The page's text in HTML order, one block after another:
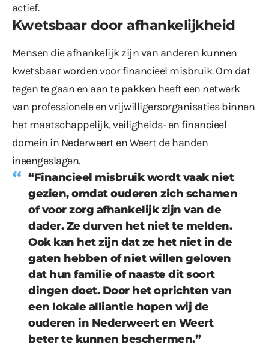
actief.
Kwetsbaar door afhankelijkheid
Mensen die afhankelijk zijn van anderen kunnen
kwetsbaar worden voor financieel misbruik. Om dat
tegen te gaan en aan te pakken heeft een netwerk
van professionele en vrijwilligersorganisaties binnen
het maatschappelijk, veiligheids- en financieel
domein in Nederweert en Weert de handen
ineengeslagen.
“Financieel misbruik wordt vaak niet
gezien, omdat ouderen zich schamen
of voor zorg afhankelijk zijn van de
dader. Ze durven het niet te melden.
Ook kan het zijn dat ze het niet in de
gaten hebben of niet willen geloven
dat hun familie of naaste dit soort
dingen doet. Door het oprichten van
een lokale alliantie hopen wij de
ouderen in Nederweert en Weert
beter te kunnen beschermen.”